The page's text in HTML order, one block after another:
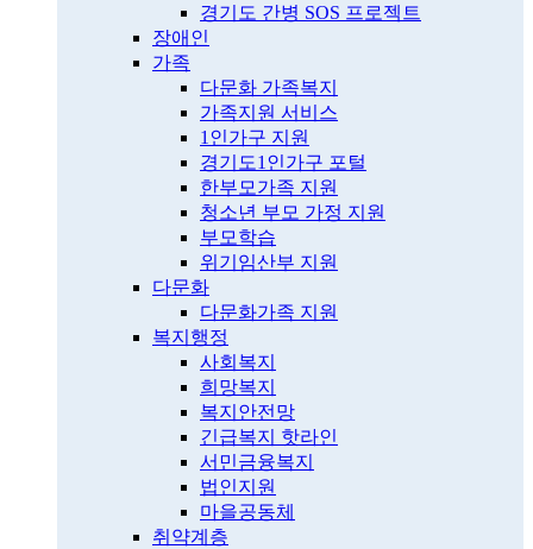
경기도 간병 SOS 프로젝트
장애인
가족
다문화 가족복지
가족지원 서비스
1인가구 지원
경기도1인가구 포털
한부모가족 지원
청소년 부모 가정 지원
부모학습
위기임산부 지원
다문화
다문화가족 지원
복지행정
사회복지
희망복지
복지안전망
긴급복지 핫라인
서민금융복지
법인지원
마을공동체
취약계층